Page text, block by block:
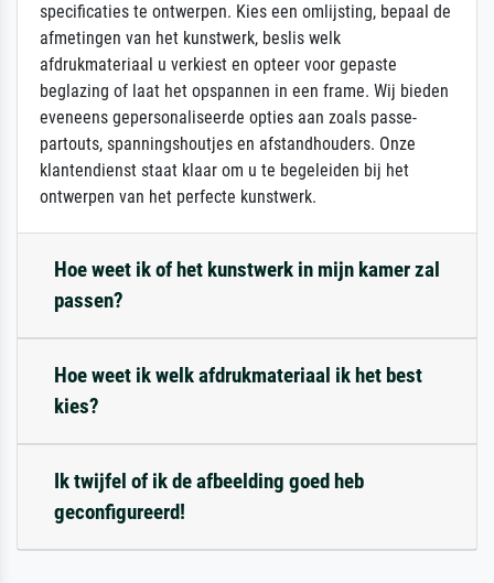
specificaties te ontwerpen. Kies een omlijsting, bepaal de
afmetingen van het kunstwerk, beslis welk
afdrukmateriaal u verkiest en opteer voor gepaste
beglazing of laat het opspannen in een frame. Wij bieden
eveneens gepersonaliseerde opties aan zoals passe-
partouts, spanningshoutjes en afstandhouders. Onze
klantendienst staat klaar om u te begeleiden bij het
ontwerpen van het perfecte kunstwerk.
Hoe weet ik of het kunstwerk in mijn kamer zal
passen?
Hoe weet ik welk afdrukmateriaal ik het best
kies?
Ik twijfel of ik de afbeelding goed heb
geconfigureerd!